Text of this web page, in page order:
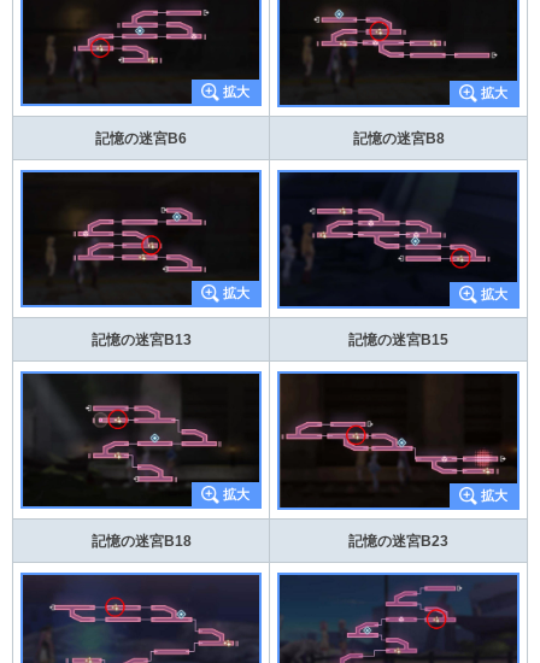
記憶の迷宮B6 記憶の迷宮B8
記憶の迷宮B13 記憶の迷宮B15
記憶の迷宮B18 記憶の迷宮B23